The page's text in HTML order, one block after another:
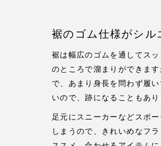
裾のゴム仕様がシル
裾は幅広のゴムを通してス
のところで溜まりができま
で、あまり身長を問わず履
いので、跡になることもあり
足元にスニーカーなどスポ
しまうので、きれいめなフ